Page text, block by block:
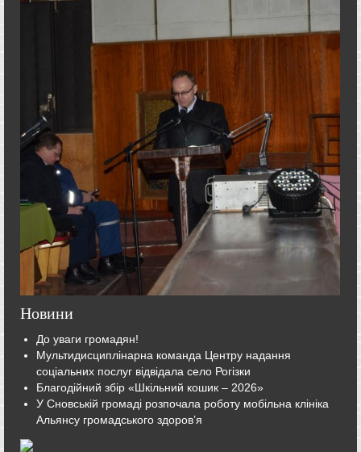
Новини
До уваги громадян!
Мультидисциплінарна команда Центру надання
соціальних послуг відвідала село Рогізки
Благодійний збір «Шкільний кошик – 2026»
У Сновській громаді розпочала роботу мобільна клініка
Альянсу громадського здоров’я